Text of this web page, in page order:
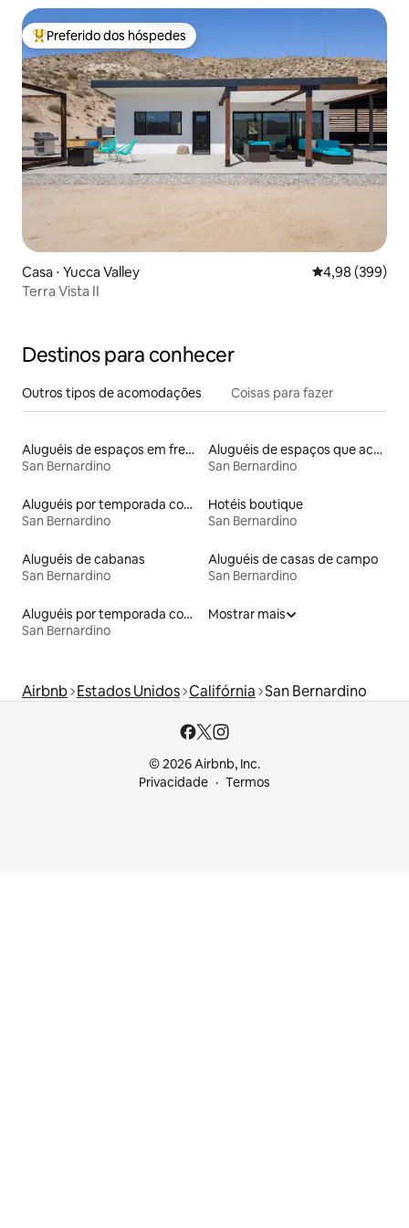
Entre os melhores preferidos dos hóspedes
Preferido dos hóspedes
Casa ⋅ Yucca Valley 4,98 de uma
4,98 (399)
Terra Vista II
Destinos para conhecer
Outros tipos de acomodações Coisas para fazer
Aluguéis de espaços em frente à praia
San Bernardino
Aluguéis de espaços que aceitam animais de estimação
San Bernardino
Aluguéis por temporada com banheira
San Bernardino
Hotéis boutique
San Bernardino
Aluguéis de cabanas
San Bernardino
Aluguéis de casas de campo
San Bernardino
Aluguéis por temporada com acesso ao lago
San Bernardino
Mostrar mais
Airbnb Estados Unidos Califórnia San Bernardino
© 2026 Airbnb, Inc.
Privacidade
Termos